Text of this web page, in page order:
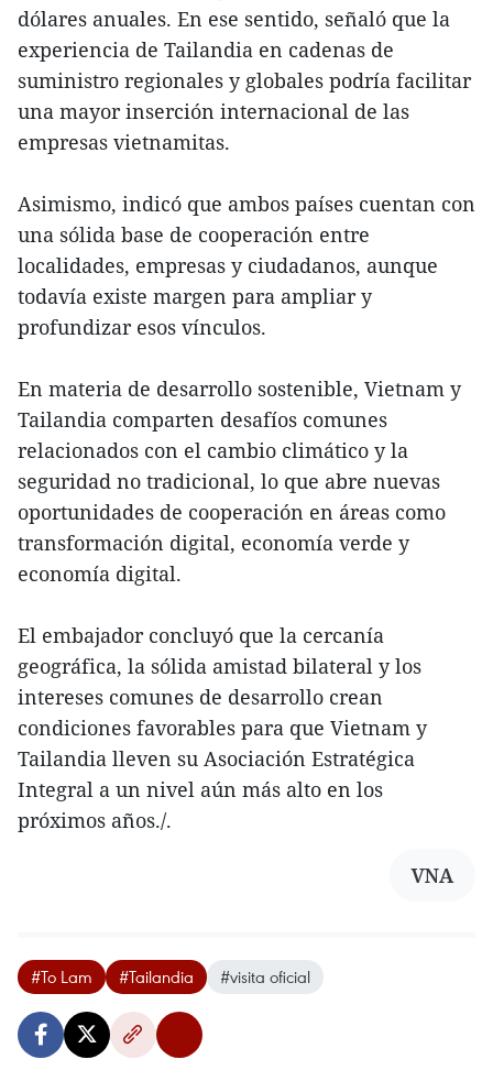
dólares anuales. En ese sentido, señaló que la
experiencia de Tailandia en cadenas de
suministro regionales y globales podría facilitar
una mayor inserción internacional de las
empresas vietnamitas.
Asimismo, indicó que ambos países cuentan con
una sólida base de cooperación entre
localidades, empresas y ciudadanos, aunque
todavía existe margen para ampliar y
profundizar esos vínculos.
En materia de desarrollo sostenible, Vietnam y
Tailandia comparten desafíos comunes
relacionados con el cambio climático y la
seguridad no tradicional, lo que abre nuevas
oportunidades de cooperación en áreas como
transformación digital, economía verde y
economía digital.
El embajador concluyó que la cercanía
geográfica, la sólida amistad bilateral y los
intereses comunes de desarrollo crean
condiciones favorables para que Vietnam y
Tailandia lleven su Asociación Estratégica
Integral a un nivel aún más alto en los
próximos años./.
VNA
#To Lam #Tailandia #visita oficial